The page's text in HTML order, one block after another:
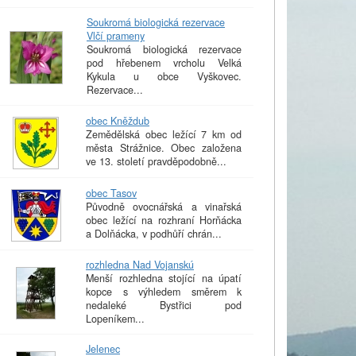
Soukromá biologická rezervace
Vlčí prameny
Soukromá biologická rezervace
pod hřebenem vrcholu Velká
Kykula u obce Vyškovec.
Rezervace...
obec Kněždub
Zemědělská obec ležící 7 km od
města Strážnice. Obec založena
ve 13. století pravděpodobně...
obec Tasov
Původně ovocnářská a vinařská
obec ležící na rozhraní Horňácka
a Dolňácka, v podhůří chrán...
rozhledna Nad Vojanskú
Menší rozhledna stojící na úpatí
kopce s výhledem směrem k
nedaleké Bystřici pod
Lopeníkem...
Jelenec